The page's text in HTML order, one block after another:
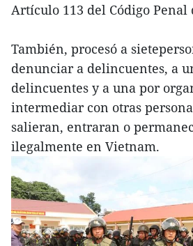
Artículo 113 del Código Penal
También, procesó a
denunciar a delincuentes, a
delincuentes y a una por
intermediar con otras
salieran, entraran o
ilegalmente en Vietnam.